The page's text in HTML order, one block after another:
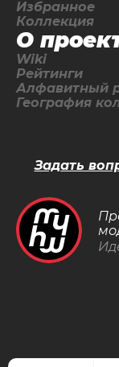
Избранное
Коллекция
О
Wiki
Рейтинги
Алфавитный
География
Задать